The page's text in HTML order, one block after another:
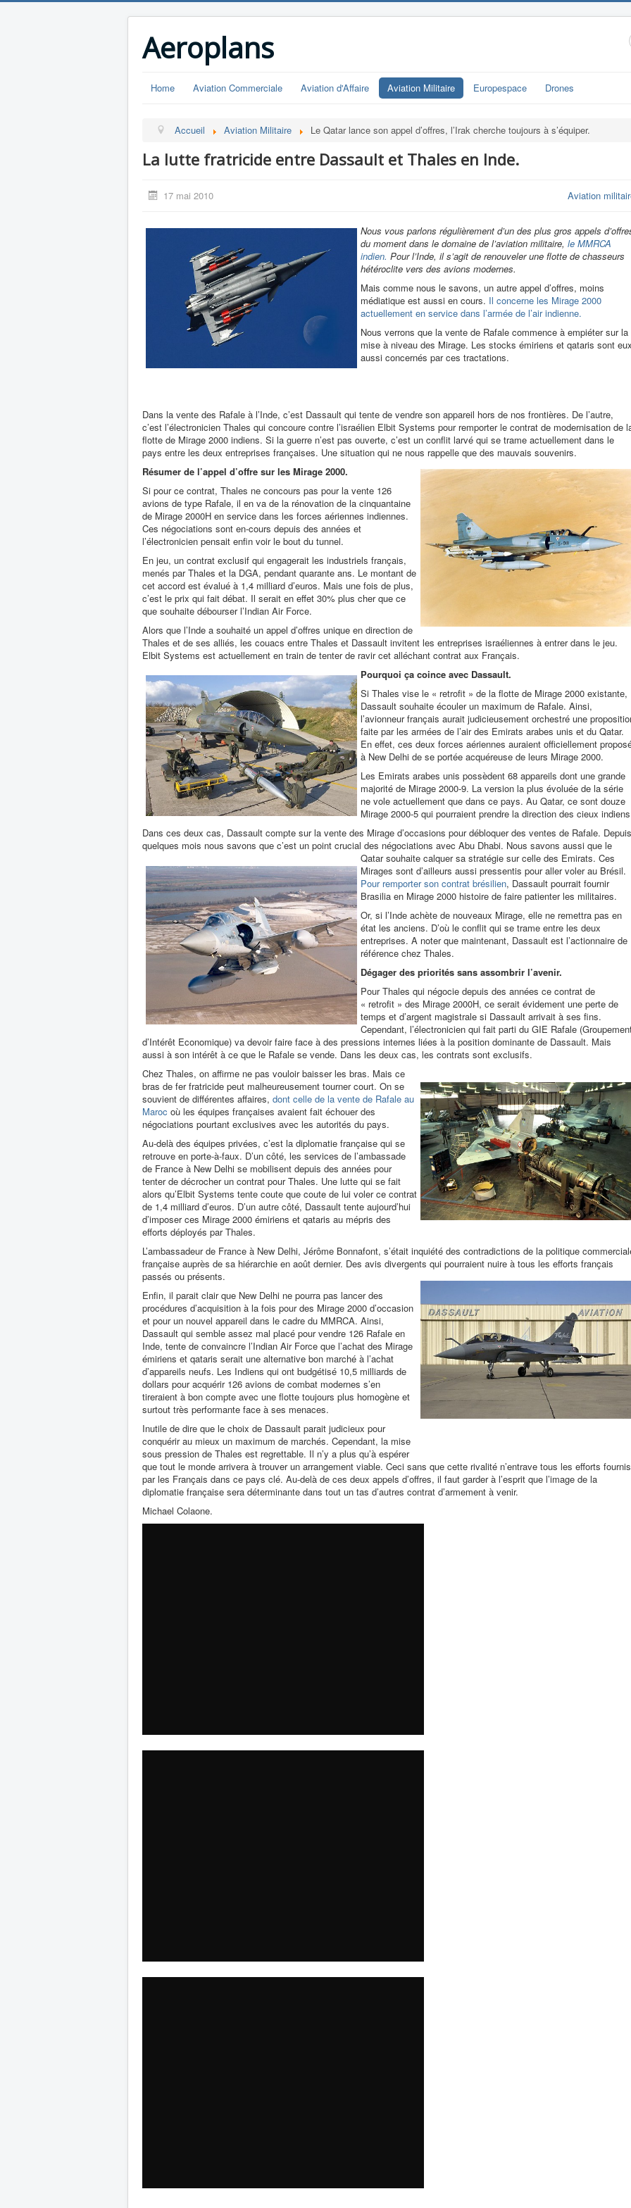
Aeroplans
Home Aviation Commerciale Aviation d'Affaire Aviation Militaire Europespace Drones
Accueil Aviation Militaire Le Qatar lance son appel d’offres, l’Irak cherche toujours à s’équiper.
La lutte fratricide entre Dassault et Thales en Inde.
17 mai 2010 Aviation
Nous vous parlons régulièrement d’un des plus gros appels
du moment dans le domaine de l’aviation militaire, le MMRCA
indien. Pour l’Inde, il s’agit de renouveler une flotte de chasseurs
hétéroclite vers des avions modernes.
Mais comme nous le savons, un autre appel d’offres, moins
médiatique est aussi en cours. Il concerne les Mirage 2000
actuellement en service dans l’armée de l’air indienne.
Nous verrons que la vente de Rafale commence à empiéter sur la
mise à niveau des Mirage. Les stocks émiriens et qataris sont
aussi concernés par ces tractations.
Dans la vente des Rafale à l’Inde, c’est Dassault qui tente de vendre son appareil hors de nos frontières. De l’autre,
c’est l’électronicien Thales qui concoure contre l’israélien Elbit Systems pour remporter le contrat de modernisation de
flotte de Mirage 2000 indiens. Si la guerre n’est pas ouverte, c’est un conflit larvé qui se trame actuellement dans le
pays entre les deux entreprises françaises. Une situation qui ne nous rappelle que des mauvais souvenirs.
Résumer de l’appel d’offre sur les Mirage 2000.
Si pour ce contrat, Thales ne concours pas pour la vente 126
avions de type Rafale, il en va de la rénovation de la cinquantaine
de Mirage 2000H en service dans les forces aériennes indiennes.
Ces négociations sont en-cours depuis des années et
l’électronicien pensait enfin voir le bout du tunnel.
En jeu, un contrat exclusif qui engagerait les industriels français,
menés par Thales et la DGA, pendant quarante ans. Le montant de
cet accord est évalué à 1,4 milliard d’euros. Mais une fois de plus,
c’est le prix qui fait débat. Il serait en effet 30% plus cher que ce
que souhaite débourser l’Indian Air Force.
Alors que l’Inde a souhaité un appel d’offres unique en direction de
Thales et de ses alliés, les couacs entre Thales et Dassault invitent les entreprises israéliennes à entrer dans le jeu.
Elbit Systems est actuellement en train de tenter de ravir cet alléchant contrat aux Français.
Pourquoi ça coince avec Dassault.
Si Thales vise le « retrofit » de la flotte de Mirage 2000 existante,
Dassault souhaite écouler un maximum de Rafale. Ainsi,
l’avionneur français aurait judicieusement orchestré une
faite par les armées de l’air des Emirats arabes unis et du Qatar.
En effet, ces deux forces aériennes auraient officiellement
à New Delhi de se portée acquéreuse de leurs Mirage 2000.
Les Emirats arabes unis possèdent 68 appareils dont une grande
majorité de Mirage 2000-9. La version la plus évoluée de la série
ne vole actuellement que dans ce pays. Au Qatar, ce sont douze
Mirage 2000-5 qui pourraient prendre la direction des cieux
Dans ces deux cas, Dassault compte sur la vente des Mirage d’occasions pour débloquer des ventes de Rafale. Depuis
quelques mois nous savons que c’est un point crucial des négociations avec Abu Dhabi. Nous savons aussi que le
Qatar souhaite calquer sa stratégie sur celle des Emirats. Ces
Mirages sont d’ailleurs aussi pressentis pour aller voler au Brésil.
Pour remporter son contrat brésilien, Dassault pourrait fournir
Brasilia en Mirage 2000 histoire de faire patienter les militaires.
Or, si l’Inde achète de nouveaux Mirage, elle ne remettra pas en
état les anciens. D’où le conflit qui se trame entre les deux
entreprises. A noter que maintenant, Dassault est l’actionnaire de
référence chez Thales.
Dégager des priorités sans assombrir l’avenir.
Pour Thales qui négocie depuis des années ce contrat de
« retrofit » des Mirage 2000H, ce serait évidement une perte de
temps et d’argent magistrale si Dassault arrivait à ses fins.
Cependant, l’électronicien qui fait parti du GIE Rafale
d’Intérêt Economique) va devoir faire face à des pressions internes liées à la position dominante de Dassault. Mais
aussi à son intérêt à ce que le Rafale se vende. Dans les deux cas, les contrats sont exclusifs.
Chez Thales, on affirme ne pas vouloir baisser les bras. Mais ce
bras de fer fratricide peut malheureusement tourner court. On se
souvient de différentes affaires, dont celle de la vente de Rafale au
Maroc où les équipes françaises avaient fait échouer des
négociations pourtant exclusives avec les autorités du pays.
Au-delà des équipes privées, c’est la diplomatie française qui se
retrouve en porte-à-faux. D’un côté, les services de l’ambassade
de France à New Delhi se mobilisent depuis des années pour
tenter de décrocher un contrat pour Thales. Une lutte qui se fait
alors qu’Elbit Systems tente coute que coute de lui voler ce contrat
de 1,4 milliard d’euros. D’un autre côté, Dassault tente aujourd’hui
d’imposer ces Mirage 2000 émiriens et qataris au mépris des
efforts déployés par Thales.
L’ambassadeur de France à New Delhi, Jérôme Bonnafont, s’était inquiété des contradictions de la politique
française auprès de sa hiérarchie en août dernier. Des avis divergents qui pourraient nuire à tous les efforts français
passés ou présents.
Enfin, il parait clair que New Delhi ne pourra pas lancer des
procédures d’acquisition à la fois pour des Mirage 2000 d’occasion
et pour un nouvel appareil dans le cadre du MMRCA. Ainsi,
Dassault qui semble assez mal placé pour vendre 126 Rafale en
Inde, tente de convaincre l’Indian Air Force que l’achat des Mirage
émiriens et qataris serait une alternative bon marché à l’achat
d’appareils neufs. Les Indiens qui ont budgétisé 10,5 milliards de
dollars pour acquérir 126 avions de combat modernes s’en
tireraient à bon compte avec une flotte toujours plus homogène et
surtout très performante face à ses menaces.
Inutile de dire que le choix de Dassault parait judicieux pour
conquérir au mieux un maximum de marchés. Cependant, la mise
sous pression de Thales est regrettable. Il n’y a plus qu’à espérer
que tout le monde arrivera à trouver un arrangement viable. Ceci sans que cette rivalité n’entrave tous les efforts fournis
par les Français dans ce pays clé. Au-delà de ces deux appels d’offres, il faut garder à l’esprit que l’image de la
diplomatie française sera déterminante dans tout un tas d’autres contrat d’armement à venir.
Michael Colaone.